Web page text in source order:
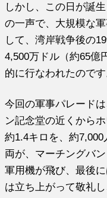
しかし、この日が誕
の一声で、大規模な
して、湾岸戦争後の
4,500万ドル（約65億
的に行なわれたのです
今回の軍事パレード
ン記念堂の近くから
約1.4キロを、約
両が、マーチングバ
軍用機が飛び、最後
は立ち上がって敬礼